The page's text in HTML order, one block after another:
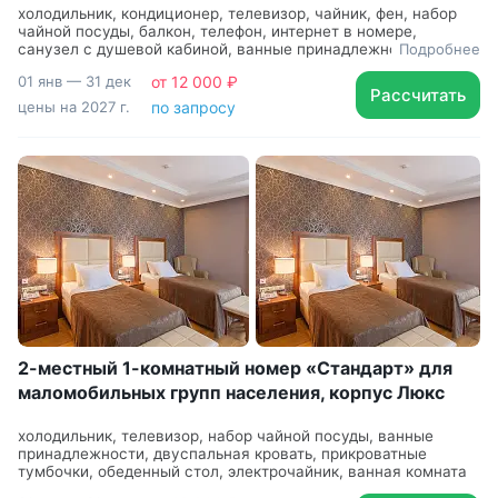
колоноскопия. Кольпоскопия. Собственная
лаборатория: более 50 ключевых исследований,
включая определение гормонов и онкомаркеров
Кабинеты урологии и гинекологии: ТРУЗИ,
урологический массаж, грязевые тампоны
Физиотерапия на аппаратах «Андро-Гин», «Яровит»,
«Интрамаг», «Аватрон», «Радиус-01 Интер СМ»,
«АВИМ-1»
Здоровая спина и суставы: рентгенография,
вакуумно-роликовый массаж, минеральные ванны,
грязевые аппликации и общая грязь. Физиотерапия:
электронейростимуляция на аппаратах
Lumphavision и BodyDrain, ударно-волновая
и ДЭНАС-терапия, биомеханотерапия «Биом-
Волна», высокоинтенсивная магнитотерапия BTL-
Аппаратная косметология: коррекция проблем
кожи Derma Max PDT, миолифтинг
и электролимфодренаж Cosmomed, УЗ-лифтинг
холодильник, кондиционер, телевизор, чайник, фен, набор
чайной посуды, балкон, телефон, интернет в номере,
санузел с душевой кабиной, ванные принадлежности, халат,
прикроватные тумбочки
Подробнее
01 янв — 31 дек
от 12 000 ₽
цены на 2027 г. по запросу
Рассчитать
2-местный 1-комнатный номер «Стандарт» для
маломобильных групп населения, корпус Люкс
холодильник, телевизор, набор чайной посуды, ванные
принадлежности, двуспальная кровать, прикроватные
тумбочки, обеденный стол, электрочайник, ванная комната